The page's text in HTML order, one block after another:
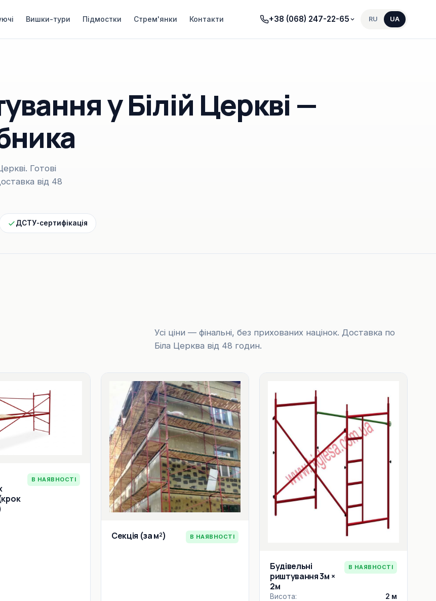
Вишки-тури Підмостки Стрем'янки Контакти +38 (068) 247-22-65 RU UA
у Білій Церкві —
Готові
від 48
ДСТУ-сертифікація
Усі ціни — фінальні, без прихованих націнок. Доставка по
Біла Церква від 48 годин.
В НАЯВНОСТІ
Секція (за м²) В НАЯВНОСТІ
Будівельні
риштування 3м ×
2м
В НАЯВНОСТІ
Висота:
2 м